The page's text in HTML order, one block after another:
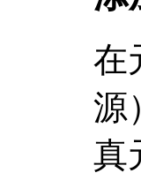
在
源
真